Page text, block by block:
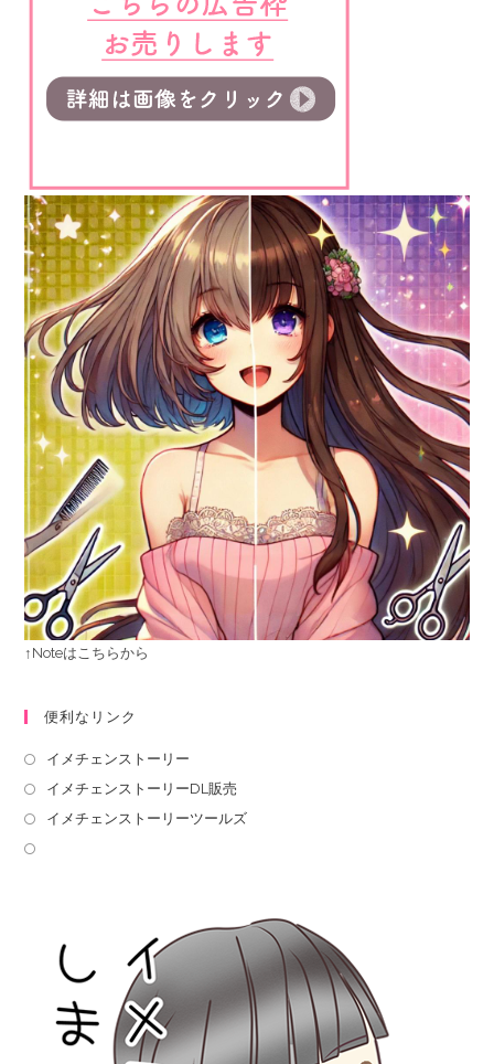
↑Noteはこちらから
便利なリンク
イメチェンストーリー
イメチェンストーリーDL販売
イメチェンストーリーツールズ